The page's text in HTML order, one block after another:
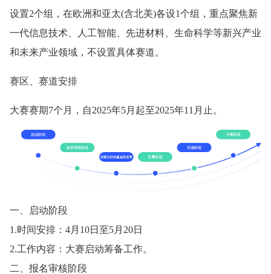
设置2个组，在欧洲和亚太(含北美)各设1个组，重点聚焦新
一代信息技术、人工智能、先进材料、生命科学等新兴产业
和未来产业领域，不设置具体赛道。
赛区、赛道安排
大赛赛期7个月，自2025年5月起至2025年11月止。
一、启动阶段
1.时间安排：4月10日至5月20日
2.工作内容：大赛启动筹备工作。
二、报名审核阶段